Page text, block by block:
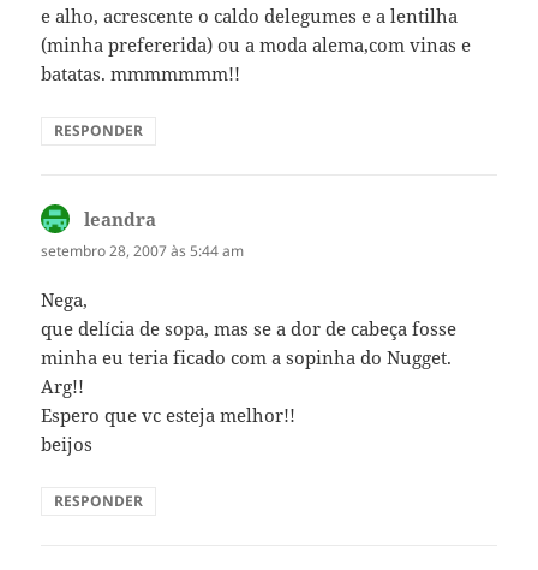
e alho, acrescente o caldo delegumes e a lentilha
(minha prefererida) ou a moda alema,com vinas e
batatas. mmmmmmm!!
RESPONDER
leandra
setembro 28, 2007 às 5:44 am
Nega,
que delícia de sopa, mas se a dor de cabeça fosse
minha eu teria ficado com a sopinha do Nugget.
Arg!!
Espero que vc esteja melhor!!
beijos
RESPONDER